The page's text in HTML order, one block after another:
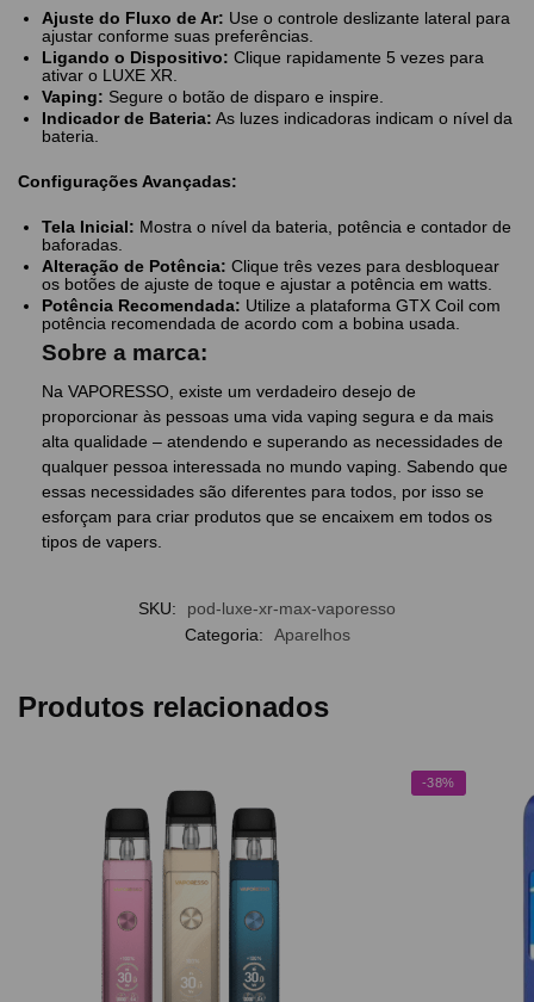
Ajuste do Fluxo de Ar: Use o controle deslizante lateral para
ajustar conforme suas preferências.
Ligando o Dispositivo: Clique rapidamente 5 vezes para
ativar o LUXE XR.
Vaping: Segure o botão de disparo e inspire.
Indicador de Bateria: As luzes indicadoras indicam o nível da
bateria.
Configurações Avançadas:
Tela Inicial: Mostra o nível da bateria, potência e contador de
baforadas.
Alteração de Potência: Clique três vezes para desbloquear
os botões de ajuste de toque e ajustar a potência em watts.
Potência Recomendada: Utilize a plataforma GTX Coil com
potência recomendada de acordo com a bobina usada.
Sobre a marca:
Na VAPORESSO, existe um verdadeiro desejo de
proporcionar às pessoas uma vida vaping segura e da mais
alta qualidade – atendendo e superando as necessidades de
qualquer pessoa interessada no mundo vaping. Sabendo que
essas necessidades são diferentes para todos, por isso se
esforçam para criar produtos que se encaixem em todos os
tipos de vapers.
SKU:
pod-luxe-xr-max-vaporesso
Categoria:
Aparelhos
Produtos relacionados
-38%